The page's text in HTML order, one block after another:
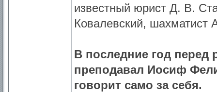
известный юрист Д. В.
Ковалевский, шахматист
В последние год
преподавал Иосиф
говорит само за себя.